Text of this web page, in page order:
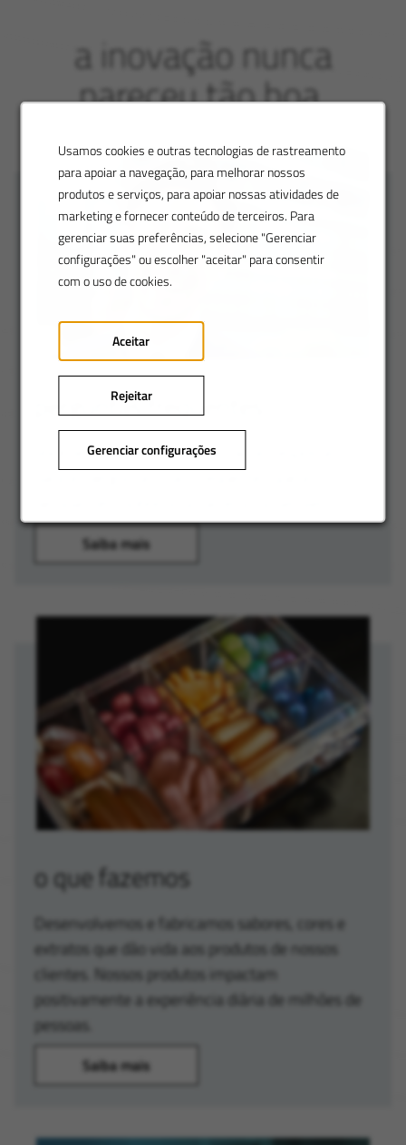
Usamos cookies e outras tecnologias de rastreamento
para apoiar a navegação, para melhorar nossos
produtos e serviços, para apoiar nossas atividades de
marketing e fornecer conteúdo de terceiros. Para
gerenciar suas preferências, selecione "Gerenciar
configurações" ou escolher "aceitar" para consentir
com o uso de cookies.
Aceitar
Rejeitar
Gerenciar configurações
a inovação nunca
pareceu tão boa
perguntas frequentes
Você tem perguntas? Aqui estão as respostas
para as perguntas mais frequentes que as
Saiba mais
o que fazemos
Desenvolvemos e fabricamos sabores, cores e
extratos que dão vida aos produtos de nossos
clientes. Nossos produtos impactam
positivamente a experiência diária de milhões de
pessoas.
Saiba mais